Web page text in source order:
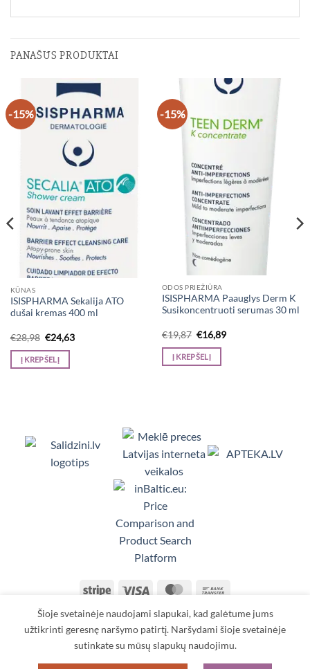
PANAŠŪS PRODUKTAI
-15%
KŪNAS
ISISPHARMA Sekalija ATO
dušai kremas 400 ml
€28,98 Original
price
was:
€28,98.
€24,63Current
Į KREPŠELĮ
-15%
ODOS PRIEŽIŪRA
ISISPHARMA Paauglys Derm K
Susikoncentruoti serumas 30 ml
€19,87 Original
price
was:
€19,87.
€16,89Current
Į KREPŠELĮ
Viedpulksteņi, Makita, Ceļojumu
Stripe Visa MasterCard
KONTAKTAI TAISYKLĖS IR SĄLYGOS
PRISTATYMAS
GRĄŽINIMAS
APMOKĖJIMAS ASMENS DUOMENŲ TVARKYMAS
Copyright 2026 ©SIA TORANS
Reģ. Nr.: 40003613318
Šioje svetainėje naudojami slapukai, kad galėtume jums
užtikrinti geresnę naršymo patirtį. Naršydami šioje svetainėje
sutinkate su mūsų slapukų naudojimu.